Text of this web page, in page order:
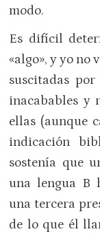
modo.
Es difícil
«algo», y yo no
suscitadas
inacabables y
ellas (aunque
indicación
sostenía que
una lengua B
una tercera
de lo que él